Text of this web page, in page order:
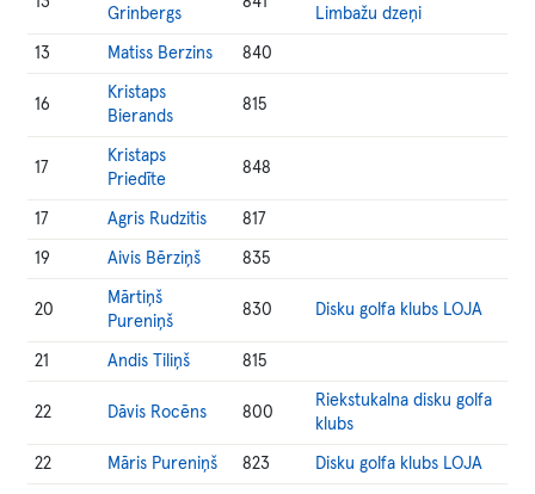
Grinbergs
Limbažu dzeņi
13 Matiss Berzins 840
16
Kristaps
Bierands
815
17
Kristaps
Priedīte
848
17 Agris Rudzitis 817
19 Aivis Bērziņš 835
20
Mārtiņš
Pureniņš
830 Disku golfa klubs LOJA
21 Andis Tiliņš 815
22 Dāvis Rocēns 800
Riekstukalna disku golfa
klubs
22 Māris Pureniņš 823 Disku golfa klubs LOJA